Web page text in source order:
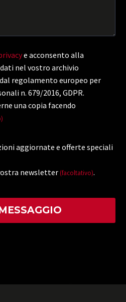
e acconsento alla
nel vostro archivio
regolamento europeo per
n. 679/2016, GDPR.
una copia facendo
aggiornate e offerte speciali
newsletter (facoltativo).